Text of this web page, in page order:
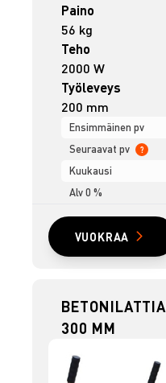
Paino
56 kg
Teho
2000 W
Työleveys
200 mm
Ensimmäinen pv
Seuraavat pv ?
Kuukausi
Alv 0 %
VUOKRAA
300 MM